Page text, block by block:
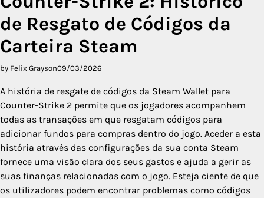
de Resgato de Códigos da
Carteira Steam
by Felix Grayson09/03/2026
A história de resgate de códigos da Steam Wallet para
Counter-Strike 2 permite que os jogadores acompanhem
todas as transações em que resgatam códigos para
adicionar fundos para compras dentro do jogo. Aceder a esta
história através das configurações da sua conta Steam
fornece uma visão clara dos seus gastos e ajuda a gerir as
suas finanças relacionadas com o jogo. Esteja ciente de que
os utilizadores podem encontrar problemas como códigos